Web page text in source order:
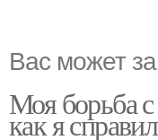
Вас может
Моя борьба
как я